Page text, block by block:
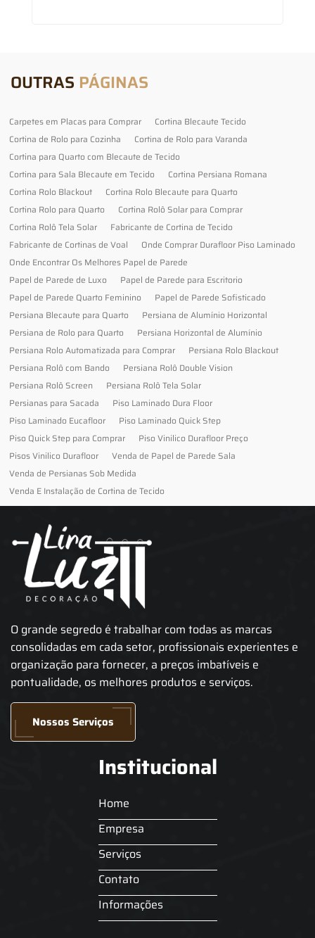
OUTRAS PÁGINAS
Carpetes em Placas para Comprar
Cortina Blecaute Tecido
Cortina de Rolo para Cozinha
Cortina de Rolo para Varanda
Cortina para Quarto com Blecaute de Tecido
Cortina para Sala Blecaute em Tecido
Cortina Persiana Romana
Cortina Rolo Blackout
Cortina Rolo Blecaute para Quarto
Cortina Rolo para Quarto
Cortina Rolô Solar para Comprar
Cortina Rolô Tela Solar
Fabricante de Cortina de Tecido
Fabricante de Cortinas de Voal
Onde Comprar Durafloor Piso Laminado
Onde Encontrar Os Melhores Papel de Parede
Papel de Parede de Luxo
Papel de Parede para Escritorio
Papel de Parede Quarto Feminino
Papel de Parede Sofisticado
Persiana Blecaute para Quarto
Persiana de Alumínio Horizontal
Persiana de Rolo para Quarto
Persiana Horizontal de Alumínio
Persiana Rolo Automatizada para Comprar
Persiana Rolo Blackout
Persiana Rolô com Bando
Persiana Rolô Double Vision
Persiana Rolô Screen
Persiana Rolô Tela Solar
Persianas para Sacada
Piso Laminado Dura Floor
Piso Laminado Eucafloor
Piso Laminado Quick Step
Piso Quick Step para Comprar
Piso Vinilico Durafloor Preço
Pisos Vinilico Durafloor
Venda de Papel de Parede Sala
Venda de Persianas Sob Medida
Venda E Instalação de Cortina de Tecido
O grande segredo é trabalhar com todas as marcas
consolidadas em cada setor, profissionais experientes e
organização para fornecer, a preços imbatíveis e
pontualidade, os melhores produtos e serviços.
Nossos Serviços
Institucional
Home
Empresa
Serviços
Contato
Informações